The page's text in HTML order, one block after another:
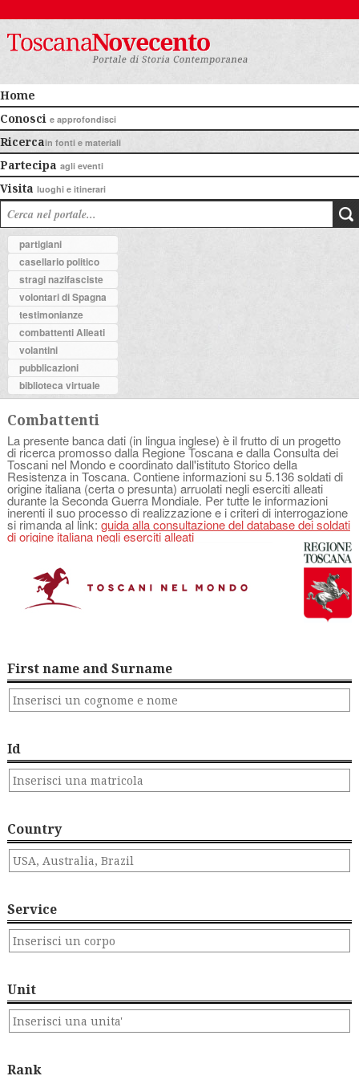
Home
Conosci e approfondisci
Ricercain fonti e materiali
Partecipa agli eventi
Visita luoghi e itinerari
partigiani
casellario politico
stragi nazifasciste
volontari di Spagna
testimonianze
combattenti Alleati
volantini
pubblicazioni
biblioteca virtuale
Combattenti
La presente banca dati (in lingua inglese) è il frutto di un progetto
di ricerca promosso dalla Regione Toscana e dalla Consulta dei
Toscani nel Mondo e coordinato dall'istituto Storico della
Resistenza in Toscana. Contiene informazioni su 5.136 soldati di
origine italiana (certa o presunta) arruolati negli eserciti alleati
durante la Seconda Guerra Mondiale. Per tutte le informazioni
inerenti il suo processo di realizzazione e i criteri di interrogazione
si rimanda al link: guida alla consultazione del database dei soldati
di origine italiana negli eserciti alleati
First name and Surname
Id
Country
Service
Unit
Rank